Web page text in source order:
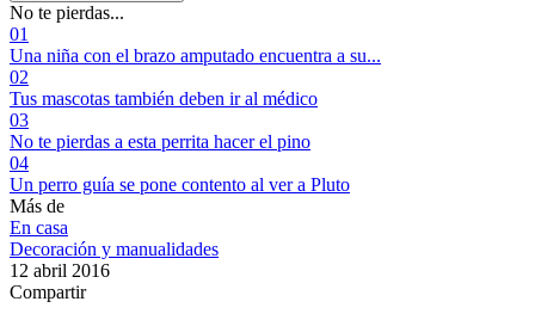
No te pierdas...
01
Una niña con el brazo amputado encuentra a su...
02
Tus mascotas también deben ir al médico
03
No te pierdas a esta perrita hacer el pino
04
Un perro guía se pone contento al ver a Pluto
Más de
En casa
Decoración y manualidades
12 abril 2016
Compartir